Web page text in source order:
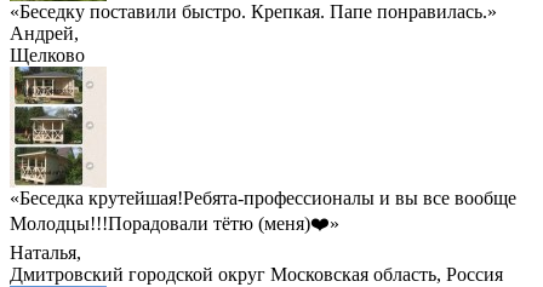
«Беседку поставили быстро. Крепкая. Папе понравилась.»
Андрей,
Щелково
«Беседка крутейшая!Ребята-профессионалы и вы все вообще
Молодцы!!!Порадовали тётю (меня)❤️»
Наталья,
Дмитровский городской округ Московская область, Россия